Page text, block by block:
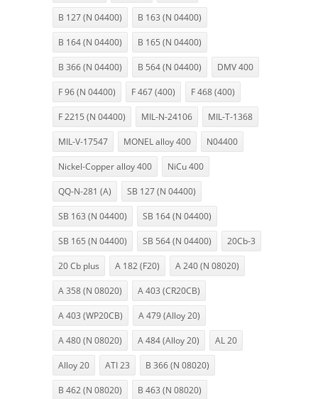
B 127 (N 04400) B 163 (N 04400)
B 164 (N 04400) B 165 (N 04400)
B 366 (N 04400) B 564 (N 04400) DMV 400
F 96 (N 04400) F 467 (400) F 468 (400)
F 2215 (N 04400) MIL-N-24106 MIL-T-1368
MIL-V-17547 MONEL alloy 400 N04400
Nickel-Copper alloy 400 NiCu 400
QQ-N-281 (A) SB 127 (N 04400)
SB 163 (N 04400) SB 164 (N 04400)
SB 165 (N 04400) SB 564 (N 04400) 20Cb-3
20 Cb plus A 182 (F20) A 240 (N 08020)
A 358 (N 08020) A 403 (CR20CB)
A 403 (WP20CB) A 479 (Alloy 20)
A 480 (N 08020) A 484 (Alloy 20) AL 20
Alloy 20 ATI 23 B 366 (N 08020)
B 462 (N 08020) B 463 (N 08020)